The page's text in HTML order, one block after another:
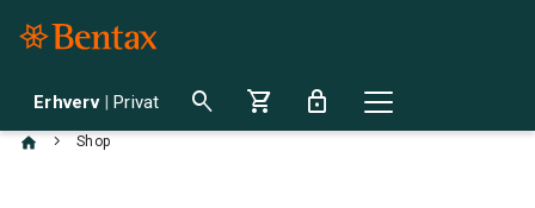
Erhverv | Privat search shopping_cart lock
chevron_right Shop